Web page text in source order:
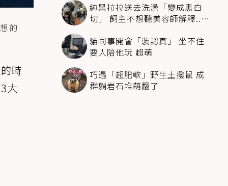
的
時
大
純黑拉拉送去洗澡「變成黑白
切」 飼主不想聽美容師解釋..衝
貓同事開會「裝認真」 坐不住
要人陪他玩 超萌
巧遇「超肥軟」野生土撥鼠 成
群躺岩石堆萌翻了